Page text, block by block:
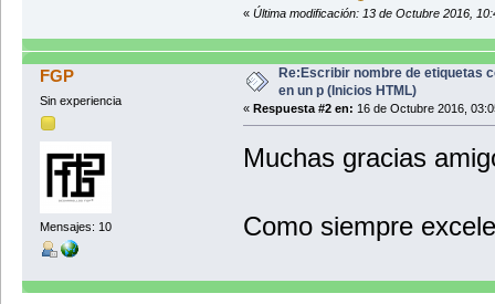
« Última modificación: 13 de Octubre 2016,
FGP
Sin experiencia
Mensajes: 10
Re:Escribir nombre de etiquetas
en un p (Inicios HTML)
« Respuesta #2 en: 16 de Octubre 2016,
Muchas gracias
Como siempre